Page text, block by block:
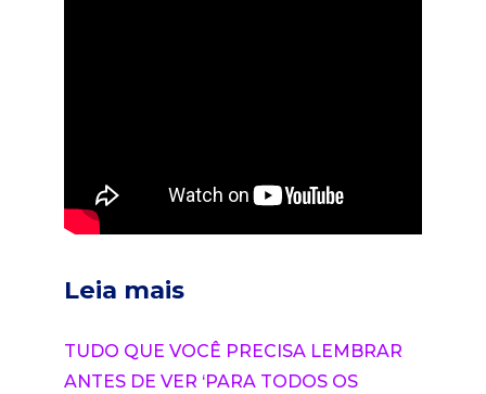
Leia mais
TUDO QUE VOCÊ PRECISA LEMBRAR
ANTES DE VER ‘PARA TODOS OS